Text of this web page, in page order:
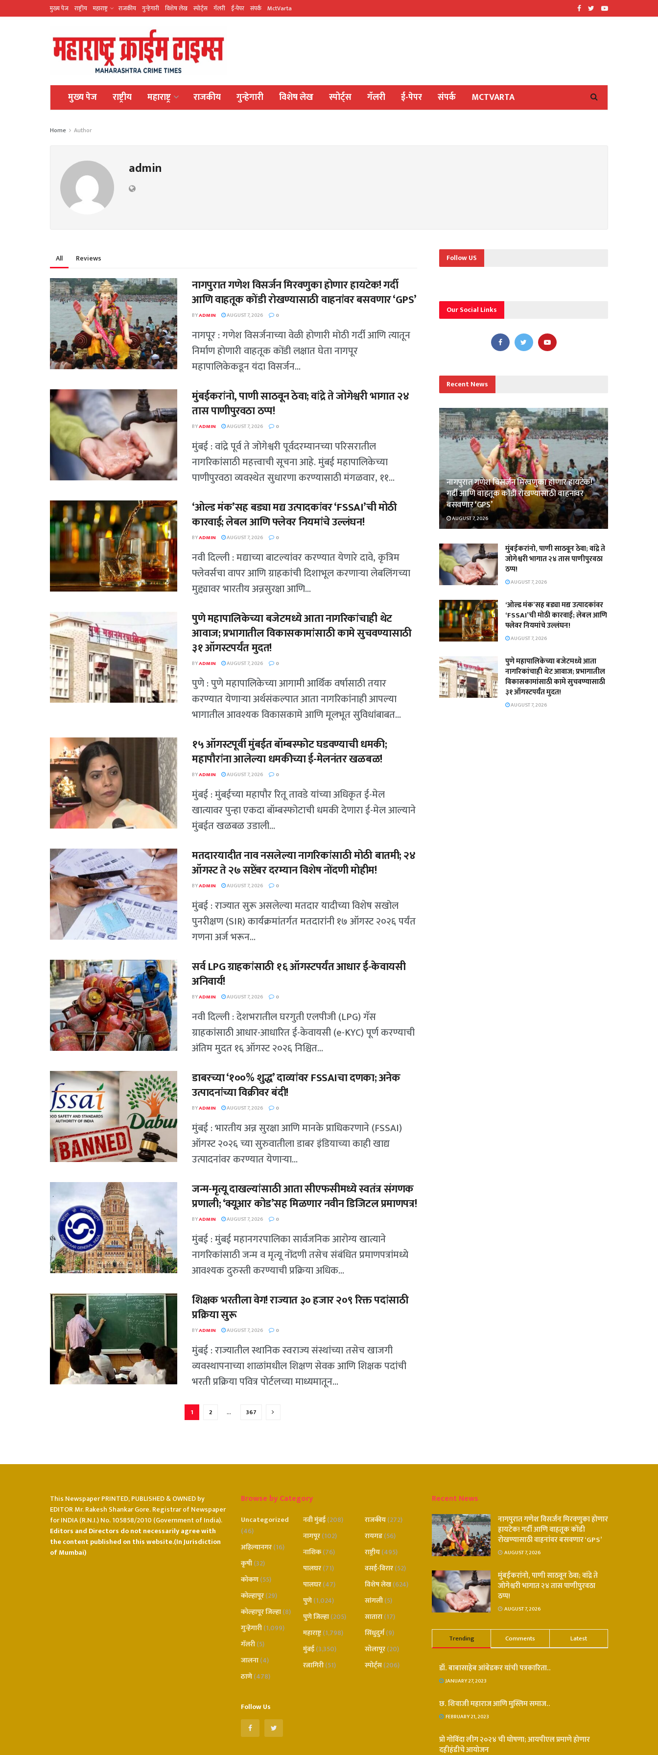
मुख्य पेज राष्ट्रीय महाराष्ट्र राजकीय गुन्हेगारी विशेष लेख स्पोर्ट्स गॅलरी ई-पेपर संपर्क MctVarta
मुख्य पेज राष्ट्रीय महाराष्ट्र राजकीय गुन्हेगारी विशेष लेख स्पोर्ट्स गॅलरी ई-पेपर संपर्क MCTVARTA
Home Author
admin
All Reviews
नागपुरात गणेश विसर्जन मिरवणुका होणार हायटेक! गर्दी
आणि वाहतूक कोंडी रोखण्यासाठी वाहनांवर बसवणार ‘GPS’
BYADMIN AUGUST 7, 2026 0
नागपूर : गणेश विसर्जनाच्या वेळी होणारी मोठी गर्दी आणि त्यातून
निर्माण होणारी वाहतूक कोंडी लक्षात घेता नागपूर
महापालिकेकडून यंदा विसर्जन...
मुंबईकरांनो, पाणी साठवून ठेवा; वांद्रे ते जोगेश्वरी भागात २४
तास पाणीपुरवठा ठप्प!
BYADMIN AUGUST 7, 2026 0
मुंबई : वांद्रे पूर्व ते जोगेश्वरी पूर्वदरम्यानच्या परिसरातील
नागरिकांसाठी महत्त्वाची सूचना आहे. मुंबई महापालिकेच्या
पाणीपुरवठा व्यवस्थेत सुधारणा करण्यासाठी मंगळवार, ११...
‘ओल्ड मंक’सह बड्या मद्य उत्पादकांवर ‘FSSAI’ची मोठी
कारवाई; लेबल आणि फ्लेवर नियमांचे उल्लंघन!
BYADMIN AUGUST 7, 2026 0
नवी दिल्ली : मद्याच्या बाटल्यांवर करण्यात येणारे दावे, कृत्रिम
फ्लेवर्सचा वापर आणि ग्राहकांची दिशाभूल करणाऱ्या लेबलिंगच्या
मुद्द्यावर भारतीय अन्नसुरक्षा आणि...
पुणे महापालिकेच्या बजेटमध्ये आता नागरिकांचाही थेट
आवाज; प्रभागातील विकासकामांसाठी कामे सुचवण्यासाठी
३१ ऑगस्टपर्यंत मुदत!
BYADMIN AUGUST 7, 2026 0
पुणे : पुणे महापालिकेच्या आगामी आर्थिक वर्षासाठी तयार
करण्यात येणाऱ्या अर्थसंकल्पात आता नागरिकांनाही आपल्या
भागातील आवश्यक विकासकामे आणि मूलभूत सुविधांबाबत...
१५ ऑगस्टपूर्वी मुंबईत बॉम्बस्फोट घडवण्याची धमकी;
महापौरांना आलेल्या धमकीच्या ई-मेलनंतर खळबळ!
BYADMIN AUGUST 7, 2026 0
मुंबई : मुंबईच्या महापौर रितू तावडे यांच्या अधिकृत ई-मेल
खात्यावर पुन्हा एकदा बॉम्बस्फोटाची धमकी देणारा ई-मेल आल्याने
मुंबईत खळबळ उडाली...
मतदारयादीत नाव नसलेल्या नागरिकांसाठी मोठी बातमी; २४
ऑगस्ट ते २७ सप्टेंबर दरम्यान विशेष नोंदणी मोहीम!
BYADMIN AUGUST 7, 2026 0
मुंबई : राज्यात सुरू असलेल्या मतदार यादीच्या विशेष सखोल
पुनरीक्षण (SIR) कार्यक्रमांतर्गत मतदारांनी १७ ऑगस्ट २०२६ पर्यंत
गणना अर्ज भरून...
सर्व LPG ग्राहकांसाठी १६ ऑगस्टपर्यंत आधार ई-केवायसी
अनिवार्य!
BYADMIN AUGUST 7, 2026 0
नवी दिल्ली : देशभरातील घरगुती एलपीजी (LPG) गॅस
ग्राहकांसाठी आधार-आधारित ई-केवायसी (e-KYC) पूर्ण करण्याची
अंतिम मुदत १६ ऑगस्ट २०२६ निश्चित...
डाबरच्या ‘१००% शुद्ध’ दाव्यांवर FSSAIचा दणका; अनेक
उत्पादनांच्या विक्रीवर बंदी!
BYADMIN AUGUST 7, 2026 0
मुंबई : भारतीय अन्न सुरक्षा आणि मानके प्राधिकरणाने (FSSAI)
ऑगस्ट २०२६ च्या सुरुवातीला डाबर इंडियाच्या काही खाद्य
उत्पादनांवर करण्यात येणाऱ्या...
जन्म-मृत्यू दाखल्यांसाठी आता सीएफसीमध्ये स्वतंत्र संगणक
प्रणाली; ‘क्यूआर कोड’सह मिळणार नवीन डिजिटल प्रमाणपत्र!
BYADMIN AUGUST 7, 2026 0
मुंबई : मुंबई महानगरपालिका सार्वजनिक आरोग्य खात्याने
नागरिकांसाठी जन्म व मृत्यू नोंदणी तसेच संबंधित प्रमाणपत्रांमध्ये
आवश्यक दुरुस्ती करण्याची प्रक्रिया अधिक...
शिक्षक भरतीला वेग! राज्यात ३० हजार २०९ रिक्त पदांसाठी
प्रक्रिया सुरू
BYADMIN AUGUST 7, 2026 0
मुंबई : राज्यातील स्थानिक स्वराज्य संस्थांच्या तसेच खाजगी
व्यवस्थापनाच्या शाळांमधील शिक्षण सेवक आणि शिक्षक पदांची
भरती प्रक्रिया पवित्र पोर्टलच्या माध्यमातून...
1 2 … 367
Follow US
Our Social Links
Recent News
नागपुरात गणेश विसर्जन मिरवणुका होणार हायटेक!
गर्दी आणि वाहतूक कोंडी रोखण्यासाठी वाहनांवर
बसवणार ‘GPS’
AUGUST 7, 2026
मुंबईकरांनो, पाणी साठवून ठेवा; वांद्रे ते
जोगेश्वरी भागात २४ तास पाणीपुरवठा
ठप्प!
AUGUST 7, 2026
‘ओल्ड मंक’सह बड्या मद्य उत्पादकांवर
‘FSSAI’ची मोठी कारवाई; लेबल आणि
फ्लेवर नियमांचे उल्लंघन!
AUGUST 7, 2026
पुणे महापालिकेच्या बजेटमध्ये आता
नागरिकांचाही थेट आवाज; प्रभागातील
विकासकामांसाठी कामे सुचवण्यासाठी
३१ ऑगस्टपर्यंत मुदत!
AUGUST 7, 2026
This Newspaper PRINTED, PUBLISHED & OWNED by
EDITOR Mr. Rakesh Shankar Gore. Registrar of Newspaper
for INDIA (R.N.I.) No. 105858/2010 (Government of India).
Editors and Directors do not necessarily agree with
the content published on this website.(In Jurisdiction
of Mumbai)
Browse by Category
Uncategorized
(46)
अहिल्यानगर(16)
कृषी(32)
कोकण(55)
कोल्हापूर(29)
कोल्हापूर जिल्हा(8)
गुन्हेगारी(1,099)
गॅलरी(5)
जालना(4)
ठाणे(478)
नवी मुंबई(208)
नागपूर(102)
नाशिक(76)
पालघर(71)
पालघर(47)
पुणे(1,024)
पुणे जिल्हा(205)
महाराष्ट्र(1,798)
मुंबई(3,350)
रत्नागिरी(51)
राजकीय(272)
रायगड(56)
राष्ट्रीय(495)
वसई-विरार(52)
विशेष लेख(624)
सांगली(5)
सातारा(17)
सिंधुदुर्ग(9)
सोलापूर(20)
स्पोर्ट्स(206)
Follow Us
Recent News
नागपुरात गणेश विसर्जन मिरवणुका होणार
हायटेक! गर्दी आणि वाहतूक कोंडी
रोखण्यासाठी वाहनांवर बसवणार ‘GPS’
AUGUST 7, 2026
मुंबईकरांनो, पाणी साठवून ठेवा; वांद्रे ते
जोगेश्वरी भागात २४ तास पाणीपुरवठा
ठप्प!
AUGUST 7, 2026
Trending Comments Latest
डॉ. बाबासाहेब आंबेडकर यांची पत्रकारिता..
JANUARY 27, 2023
छ. शिवाजी महाराज आणि मुस्लिम समाज..
FEBRUARY 21, 2023
प्रो गोविंदा लीग २०२४ ची घोषणा; आयपीएल प्रमाणे होणार
दहीहंडीचे आयोजन